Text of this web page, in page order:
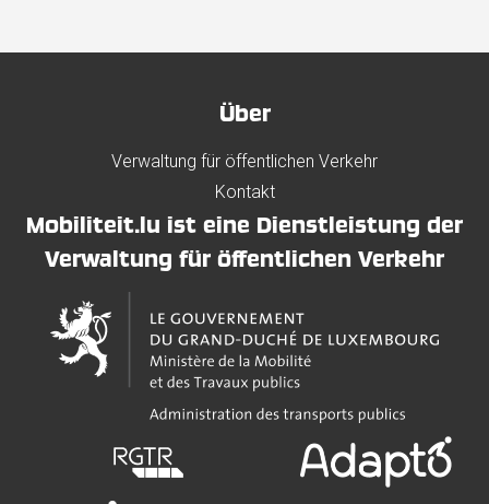
Über
Verwaltung für öffentlichen Verkehr
Kontakt
Mobiliteit.lu ist eine Dienstleistung der
Verwaltung für öffentlichen Verkehr